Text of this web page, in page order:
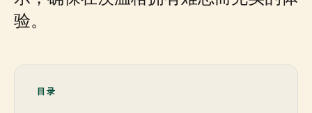
验。
目录